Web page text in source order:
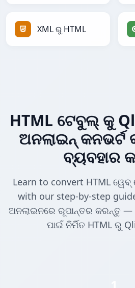
XML ରୁ HTML
HTML ଟେବୁଲ୍ କୁ
ଅନଲାଇନ୍
ବ୍ୟବହାର
Learn to convert HTML
with our step-by-step
ଅନଲାଇନରେ ରୂପାନ୍ତର କରନ୍ତୁ
ପାଇଁ ନିର୍ମିତ HTML ରୁ